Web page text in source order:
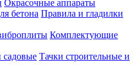
Окрасочные аппараты
Правила и гладилки
Комплектующие
Тачки строительные и